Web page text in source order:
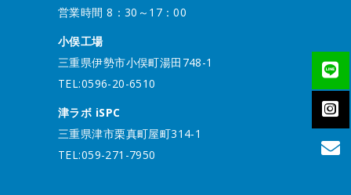
営業時間 8：30～17：00
小俣工場
三重県伊勢市小俣町湯田748-1
TEL:0596-20-6510
津ラボ iSPC
三重県津市栗真町屋町314-1
TEL:059-271-7950